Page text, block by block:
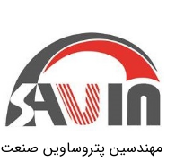
مهندسین پتروساوین صنعت